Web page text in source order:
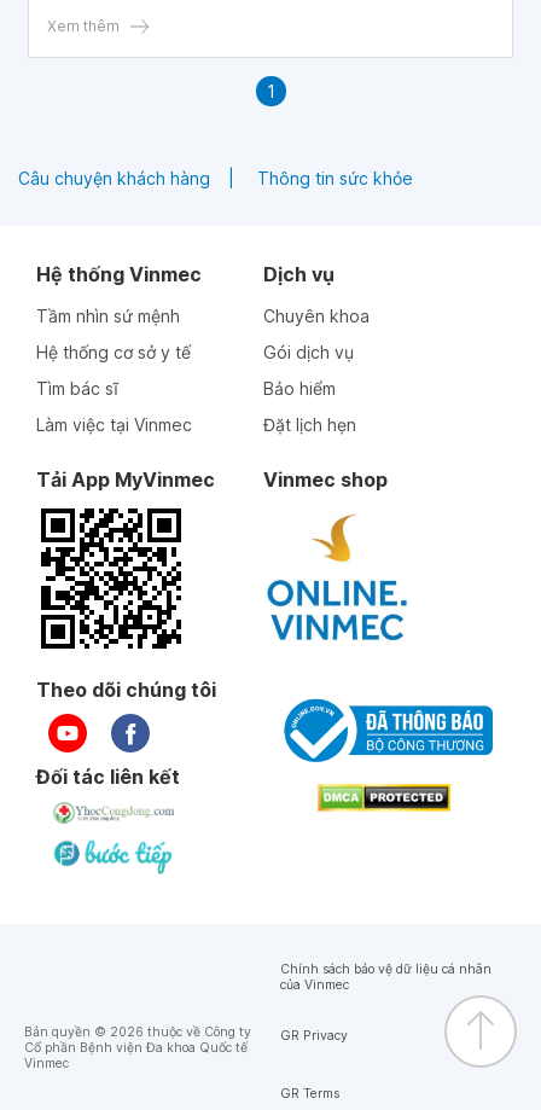
Xem thêm
1
Câu chuyện khách hàng Thông tin sức khỏe
Hệ thống Vinmec
Tầm nhìn sứ mệnh
Hệ thống cơ sở y tế
Tìm bác sĩ
Làm việc tại Vinmec
Dịch vụ
Chuyên khoa
Gói dịch vụ
Bảo hiểm
Đặt lịch hẹn
Tải App MyVinmec Vinmec shop
Theo dõi chúng tôi
Đối tác liên kết
Bản quyền © 2026 thuộc về Công ty
Cổ phần Bệnh viện Đa khoa Quốc tế
Vinmec
Chính sách bảo vệ dữ liệu cá nhân
của Vinmec
GR Privacy
GR Terms